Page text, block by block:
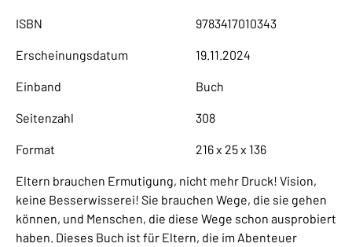
ISBN 9783417010343
Erscheinungsdatum 19.11.2024
Einband Buch
Seitenzahl 308
Format 216 x 25 x 136
Eltern brauchen Ermutigung, nicht mehr Druck! Vision,
keine Besserwisserei! Sie brauchen Wege, die sie gehen
können, und Menschen, die diese Wege schon ausprobiert
haben. Dieses Buch ist für Eltern, die im Abenteuer